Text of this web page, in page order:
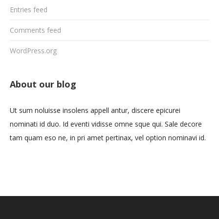
Entries feed
Comments feed
WordPress.org
About our blog
Ut sum noluisse insolens appell antur, discere epicurei
nominati id duo. Id eventi vidisse omne sque qui. Sale decore
tam quam eso ne, in pri amet pertinax, vel option nominavi id.